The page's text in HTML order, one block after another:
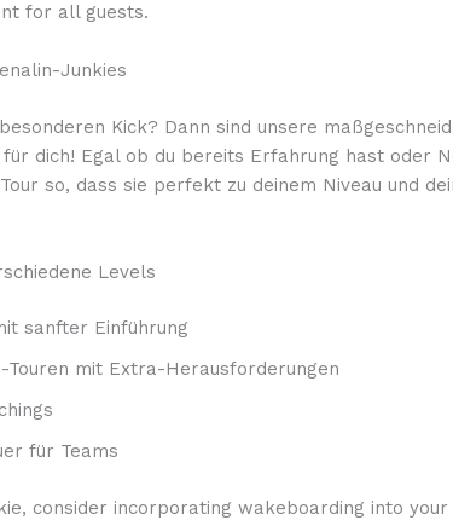
for all guests.
Junkies
Kick? Dann sind unsere
für dich! Egal ob du bereits Erfahrung hast oder
so, dass sie perfekt zu deinem Niveau und
Levels
sanfter Einführung
Touren mit Extra-Herausforderungen
für Teams
consider incorporating wakeboarding into